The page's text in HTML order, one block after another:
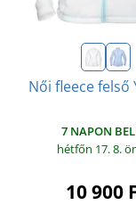
Női fleece felső
7 NAPON
hétfőn 17. 8.
10 900